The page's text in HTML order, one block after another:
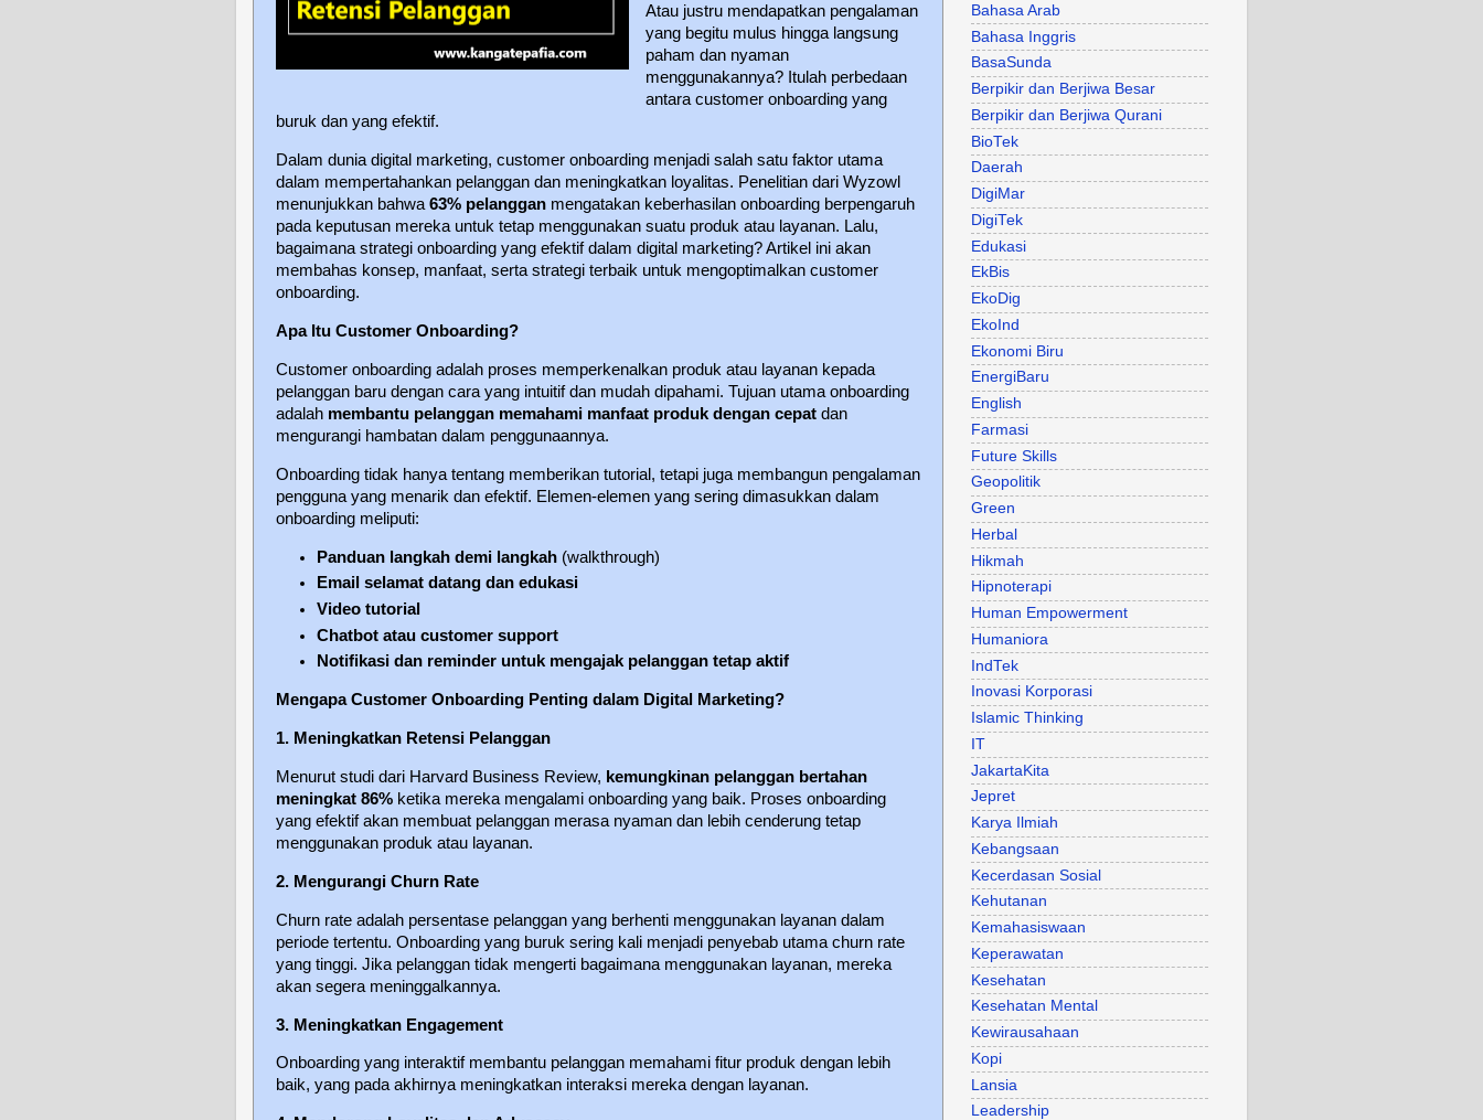
Atau justru mendapatkan pengalaman
yang begitu mulus hingga langsung
paham dan nyaman
menggunakannya? Itulah perbedaan
antara customer onboarding yang
buruk dan yang efektif.
Dalam dunia digital marketing, customer onboarding menjadi salah satu faktor utama
dalam mempertahankan pelanggan dan meningkatkan loyalitas. Penelitian dari Wyzowl
menunjukkan bahwa63% pelanggan mengatakan keberhasilan onboarding berpengaruh
pada keputusan mereka untuk tetap menggunakan suatu produk atau layanan. Lalu,
bagaimana strategi onboarding yang efektif dalam digital marketing? Artikel ini akan
membahas konsep, manfaat, serta strategi terbaik untuk mengoptimalkan customer
onboarding.
Apa Itu Customer Onboarding?
Customer onboarding adalah proses memperkenalkan produk atau layanan kepada
pelanggan baru dengan cara yang intuitif dan mudah dipahami. Tujuan utama onboarding
adalah membantu pelanggan memahami manfaat produk dengan cepat dan
mengurangi hambatan dalam penggunaannya.
Onboarding tidak hanya tentang memberikan tutorial, tetapi juga membangun pengalaman
pengguna yang menarik dan efektif. Elemen-elemen yang sering dimasukkan dalam
onboarding meliputi:
Panduan langkah demi langkah (walkthrough)
Email selamat datang dan edukasi
Video tutorial
Chatbot atau customer support
Notifikasi dan reminder untuk mengajak pelanggan tetap aktif
Mengapa Customer Onboarding Penting dalam Digital Marketing?
1. Meningkatkan Retensi Pelanggan
Menurut studi dari Harvard Business Review, kemungkinan pelanggan bertahan
meningkat 86% ketika mereka mengalami onboarding yang baik. Proses onboarding
yang efektif akan membuat pelanggan merasa nyaman dan lebih cenderung tetap
menggunakan produk atau layanan.
2. Mengurangi Churn Rate
Churn rate adalah persentase pelanggan yang berhenti menggunakan layanan dalam
periode tertentu. Onboarding yang buruk sering kali menjadi penyebab utama churn rate
yang tinggi. Jika pelanggan tidak mengerti bagaimana menggunakan layanan, mereka
akan segera meninggalkannya.
3. Meningkatkan Engagement
Onboarding yang interaktif membantu pelanggan memahami fitur produk dengan lebih
baik, yang pada akhirnya meningkatkan interaksi mereka dengan layanan.
Bahasa Arab
Bahasa Inggris
BasaSunda
Berpikir dan Berjiwa Besar
Berpikir dan Berjiwa Qurani
BioTek
Daerah
DigiMar
DigiTek
Edukasi
EkBis
EkoDig
EkoInd
Ekonomi Biru
EnergiBaru
English
Farmasi
Future Skills
Geopolitik
Green
Herbal
Hikmah
Hipnoterapi
Human Empowerment
Humaniora
IndTek
Inovasi Korporasi
Islamic Thinking
IT
JakartaKita
Jepret
Karya Ilmiah
Kebangsaan
Kecerdasan Sosial
Kehutanan
Kemahasiswaan
Keperawatan
Kesehatan
Kesehatan Mental
Kewirausahaan
Kopi
Lansia
Leadership